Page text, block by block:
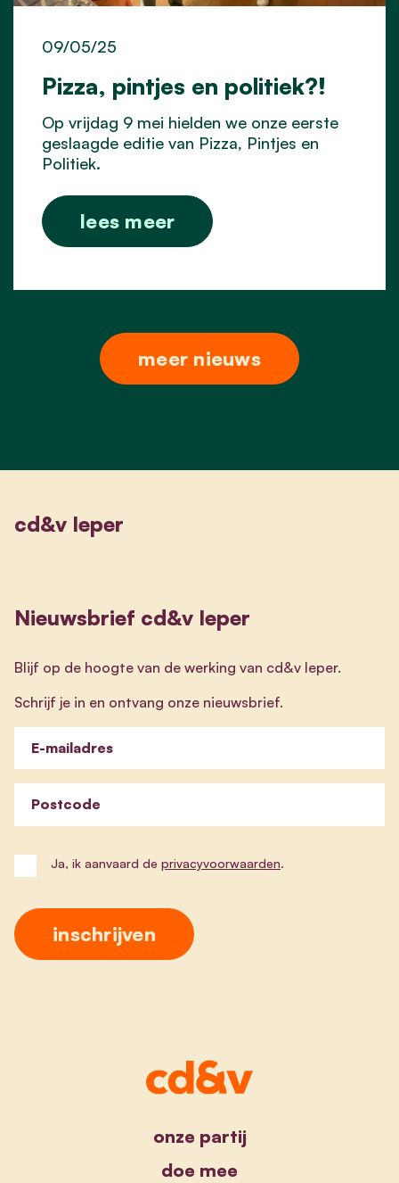
Pizza, pintjes en politiek?!
09/05/25
Op vrijdag 9 mei hielden we onze eerste
geslaagde editie van Pizza, Pintjes en
Politiek.
lees meer
meer nieuws
cd&v Ieper
Nieuwsbrief cd&v Ieper
Blijf op de hoogte van de werking van cd&v Ieper.
Schrijf je in en ontvang onze nieuwsbrief.
E-mailadres
Postcode
Ja, ik aanvaard de privacyvoorwaarden.
onze partij
doe mee